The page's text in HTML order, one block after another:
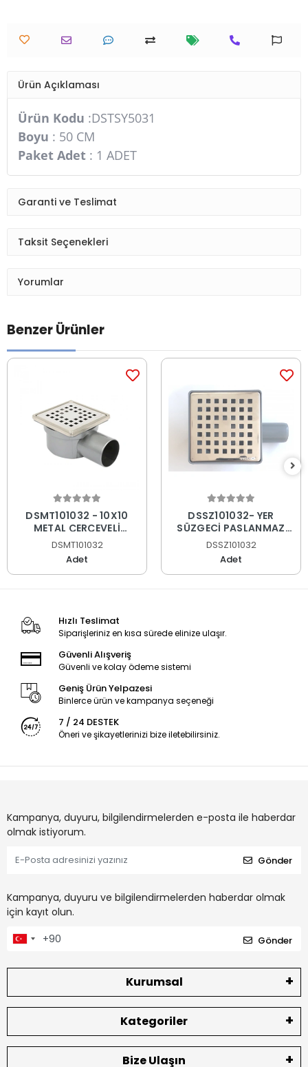
Ürün Açıklaması
Ürün Kodu :DSTSY5031
Boyu : 50 CM
Paket Adet : 1 ADET
Garanti ve Teslimat
Taksit Seçenekleri
Yorumlar
Benzer Ürünler
DSMT101032 - 10X10
METAL ÇERÇEVELİ
YANDAN ÇIKIŞLI YER
SÜZGECİ PASLANMAZ
SÜPER AYNA Q32
DSMT101032
Adet
DSSZ101032- YER
SÜZGECİ PASLANMAZ
SÜPER AYNA Q32
DSSZ101032
Adet
Hızlı Teslimat
Siparişleriniz en kısa sürede elinize ulaşır.
Güvenli Alışveriş
Güvenli ve kolay ödeme sistemi
Geniş Ürün Yelpazesi
Binlerce ürün ve kampanya seçeneği
7 / 24 DESTEK
Öneri ve şikayetlerinizi bize iletebilirsiniz.
Kampanya, duyuru, bilgilendirmelerden e-posta ile haberdar
olmak istiyorum.
Gönder
Kampanya, duyuru ve bilgilendirmelerden haberdar olmak
için kayıt olun.
Gönder
Kurumsal
Kategoriler
Bize Ulaşın